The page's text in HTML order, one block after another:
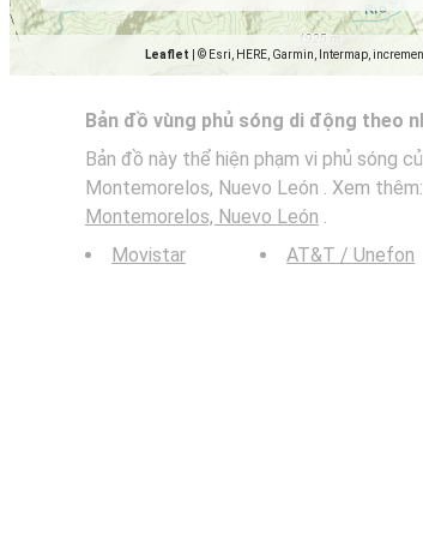
Leaflet © Esri, HERE, Garmin, Intermap,
Bản đồ vùng phủ sóng di động theo
Bản đồ này thể hiện phạm vi phủ sóng
Montemorelos, Nuevo León . Xem
Montemorelos, Nuevo León .
Movistar
AT&T / Unefon